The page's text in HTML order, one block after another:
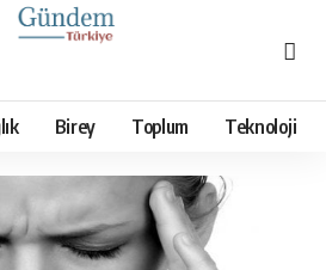
Birey Toplum Teknoloji